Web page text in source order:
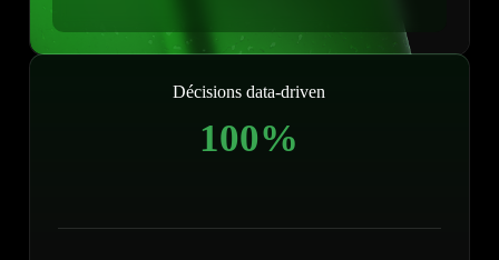
Décisions data-driven
100%